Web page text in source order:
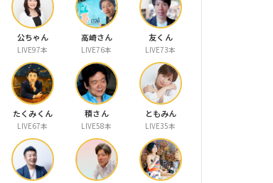
公ちゃん
LIVE97本
高崎さん
LIVE76本
友くん
LIVE73本
たくみくん
LIVE67本
積さん
LIVE58本
ともみん
LIVE35本